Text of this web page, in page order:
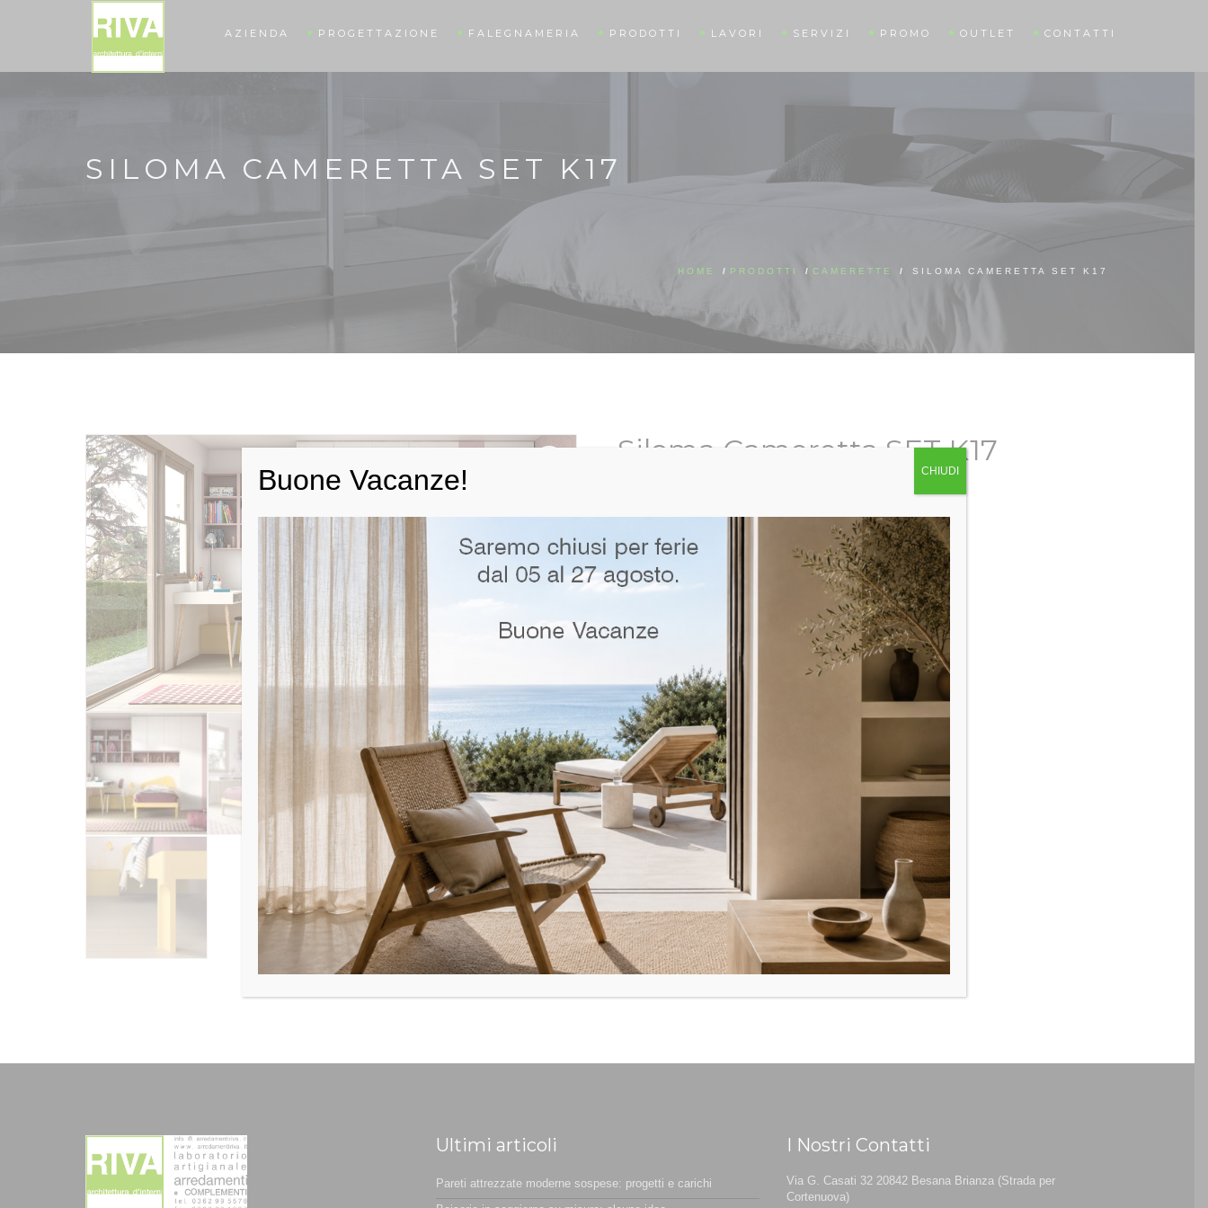
AZIENDA PROGETTAZIONE FALEGNAMERIA PRODOTTI LAVORI SERVIZI PROMO OUTLET CONTATTI
SILOMA CAMERETTA SET K17
HOME / PRODOTTI / CAMERETTE / SILOMA CAMERETTA SET K17
Siloma Cameretta SET K17
Letto a terra singolo cm. 90×200
Contenitore a terra con cassettoni cm. 150x45x38h
Materiali:
Melaminico Bianco Alaska opaco, Rosa Antico e Limone opaco
Camerette
RICHIEDI INFO
Ultimi articoli
Pareti attrezzate moderne sospese: progetti e carichi
I Nostri Contatti
Via G. Casati 32 20842 Besana Brianza (Strada per
Cortenuova)
Buone Vacanze! CHIUDI